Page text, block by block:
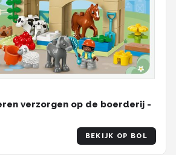
verzorgen op de boerderij -
BEKIJK OP BOL